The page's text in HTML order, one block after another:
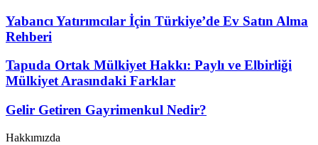
Yabancı Yatırımcılar İçin Türkiye’de Ev Satın Alma
Rehberi
Tapuda Ortak Mülkiyet Hakkı: Paylı ve Elbirliği
Mülkiyet Arasındaki Farklar
Gelir Getiren Gayrimenkul Nedir?
Hakkımızda